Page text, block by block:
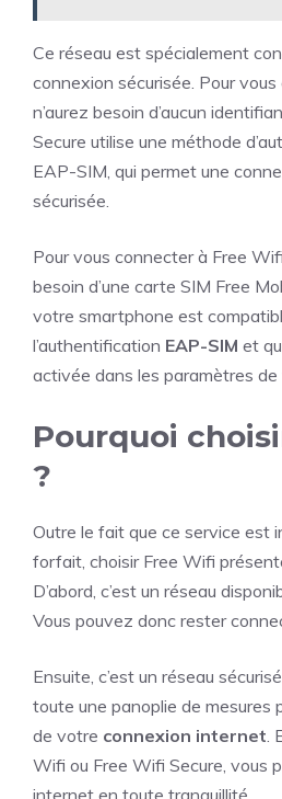
Ce réseau est spécialement
connexion sécurisée. Pour
n’aurez besoin d’aucun
Secure utilise une méthode
EAP-SIM, qui permet une
sécurisée.
Pour vous connecter à Free
besoin d’une carte SIM Free
votre smartphone est
l’authentification EAP-SIM et
activée dans les paramètres
Pourquoi
?
Outre le fait que ce service est
forfait, choisir Free Wifi
D’abord, c’est un réseau
Vous pouvez donc rester
Ensuite, c’est un réseau
toute une panoplie de mesures
de votre connexion internet.
Wifi ou Free Wifi Secure, vous
internet en toute tranquillité.